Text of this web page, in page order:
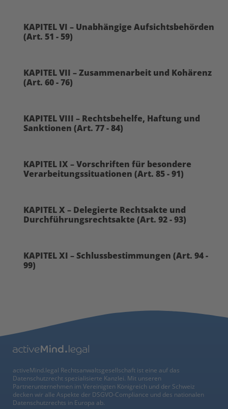
KAPITEL VI – Unabhängige Aufsichtsbehörden
(Art. 51 - 59)
KAPITEL VII – Zusammenarbeit und Kohärenz
(Art. 60 - 76)
KAPITEL VIII – Rechtsbehelfe, Haftung und
Sanktionen (Art. 77 - 84)
KAPITEL IX – Vorschriften für besondere
Verarbeitungssituationen (Art. 85 - 91)
KAPITEL X – Delegierte Rechtsakte und
Durchführungsrechtsakte (Art. 92 - 93)
KAPITEL XI – Schlussbestimmungen (Art. 94 -
99)
activeMind.legal Rechtsanwaltsgesellschaft ist eine auf das
Datenschutzrecht spezialisierte Kanzlei. Mit unseren
Partnerunternehmen im Vereinigten Königreich und der Schweiz
decken wir alle Aspekte der DSGVO-Compliance und des nationalen
Datenschutzrechts in Europa ab.